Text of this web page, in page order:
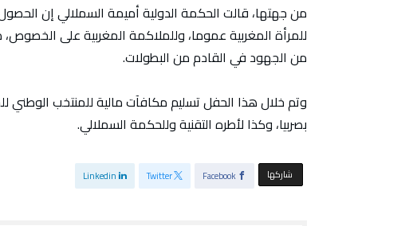
من جهتها، قالت الحكمة الدولية أميمة السملالي إن
للمرأة المغربية عموما، وللملاكمة المغربية على
من الجهود في القادم من البطولات.
وتم خلال هذا الحفل تسليم مكافآت مالية للمنتخب الوطني
بصربيا، وكذا لأطره التقنية وللحكمة السملالي.
‫‫ شاركها‬ Facebook
Twitter
Linkedin